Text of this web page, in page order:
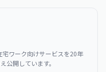
ワーク向けサービスを20年
公開しています。